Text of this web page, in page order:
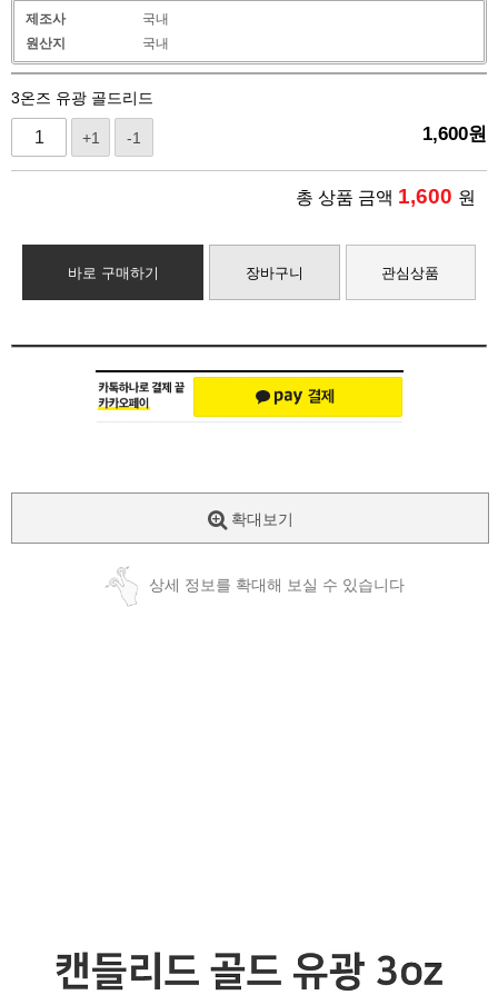
제조사
국내
원산지
국내
3온즈 유광 골드리드
+1 -1 1,600원
총 상품 금액 1,600 원
바로 구매하기 장바구니 관심상품
확대보기
상세 정보를 확대해 보실 수 있습니다